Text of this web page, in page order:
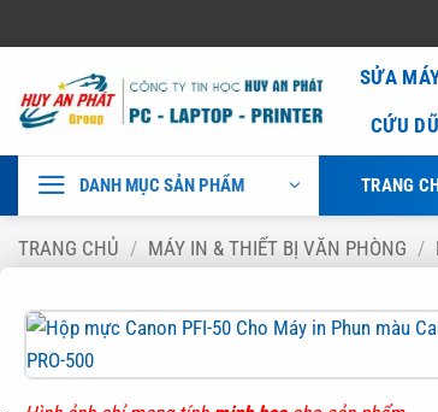
qua
nội
dung
SỬA
CỨU
DANH MỤC SẢN PHẨM TRANG
TRANG CHỦ / MÁY IN & THIẾT BỊ VĂN PHÒNG /